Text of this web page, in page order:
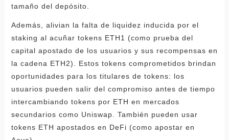
tamaño del depósito.
Además, alivian la falta de liquidez inducida por el
staking al acuñar tokens ETH1 (como prueba del
capital apostado de los usuarios y sus recompensas en
la cadena ETH2). Estos tokens comprometidos brindan
oportunidades para los titulares de tokens: los
usuarios pueden salir del compromiso antes de tiempo
intercambiando tokens por ETH en mercados
secundarios como Uniswap. También pueden usar
tokens ETH apostados en DeFi (como apostar en